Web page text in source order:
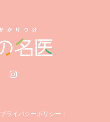
プライバシーポリシー